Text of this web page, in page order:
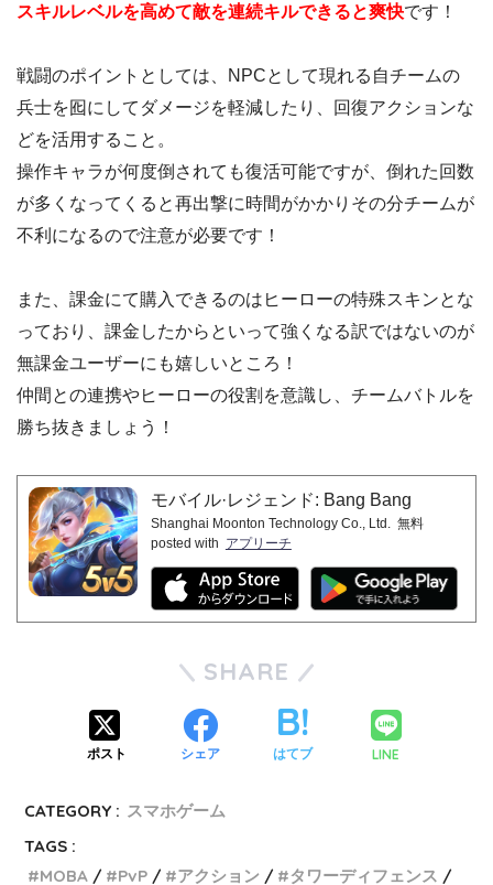
スキルレベルを高めて敵を連続キルできると爽快です！
戦闘のポイントとしては、NPCとして現れる自チームの
兵士を囮にしてダメージを軽減したり、回復アクションな
どを活用すること。
操作キャラが何度倒されても復活可能ですが、倒れた回数
が多くなってくると再出撃に時間がかかりその分チームが
不利になるので注意が必要です！
また、課金にて購入できるのはヒーローの特殊スキンとな
っており、課金したからといって強くなる訳ではないのが
無課金ユーザーにも嬉しいところ！
仲間との連携やヒーローの役割を意識し、チームバトルを
勝ち抜きましょう！
モバイル·レジェンド: Bang Bang
Shanghai Moonton Technology Co., Ltd.
無料
posted with アプリーチ
SHARE
ポスト シェア はてブ LINE
CATEGORY : スマホゲーム
TAGS :
MOBA
PvP アクション
タワーディフェンス